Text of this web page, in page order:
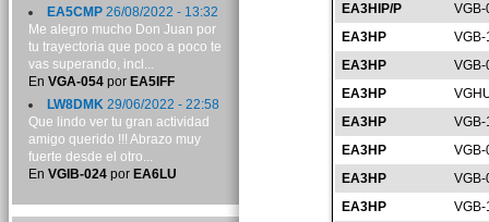
EA3HIP/P
EA3HP
EA3HP
EA3HP
EA3HP
EA3HP
EA3HP
EA3HP
EA5CMP26/08/2022 - 13:32
Me alegro mucho Don Juan por
tu trayectoria que poco a poco te
vas superando, incl...
En VGA-054por EA5IFF
LW8DMK29/06/2022 - 22:58
Que lindo ver tu gran actividad
amigo querido !!! Abrazo muy
fuerte desde el otro...
En VGIB-024por EA6LU